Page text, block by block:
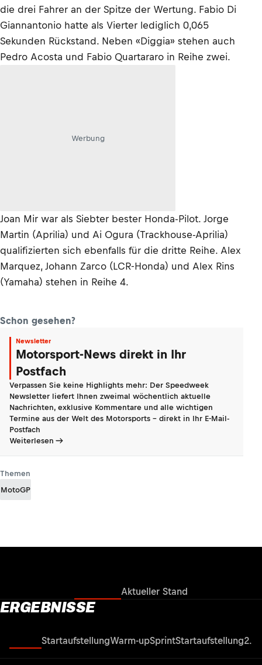
die drei Fahrer an der Spitze der Wertung. Fabio Di
Giannantonio hatte als Vierter lediglich 0,065
Sekunden Rückstand. Neben «Diggia» stehen auch
Pedro Acosta und Fabio Quartararo in Reihe zwei.
Werbung
Joan Mir war als Siebter bester Honda-Pilot. Jorge
Martin (Aprilia) und Ai Ogura (Trackhouse-Aprilia)
qualifizierten sich ebenfalls für die dritte Reihe. Alex
Marquez, Johann Zarco (LCR-Honda) und Alex Rins
(Yamaha) stehen in Reihe 4.
Schon gesehen?
Newsletter
Motorsport-News direkt in Ihr
Postfach
Verpassen Sie keine Highlights mehr: Der Speedweek
Newsletter liefert Ihnen zweimal wöchentlich aktuelle
Nachrichten, exklusive Kommentare und alle wichtigen
Termine aus der Welt des Motorsports - direkt in Ihr E-Mail-
Postfach
Weiterlesen
Themen
MotoGP
Aktueller Stand
ERGEBNISSE
StartaufstellungWarm-upSprintStartaufstellung2.